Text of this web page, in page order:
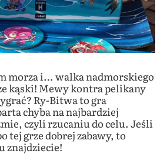
morza i… walka nadmorskiego
kąski! Mewy kontra pelikany
Ry-Bitwa to gra
chyba na najbardziej
czyli rzucaniu do celu. Jeśli
tej grze dobrej zabawy, to
znajdziecie!